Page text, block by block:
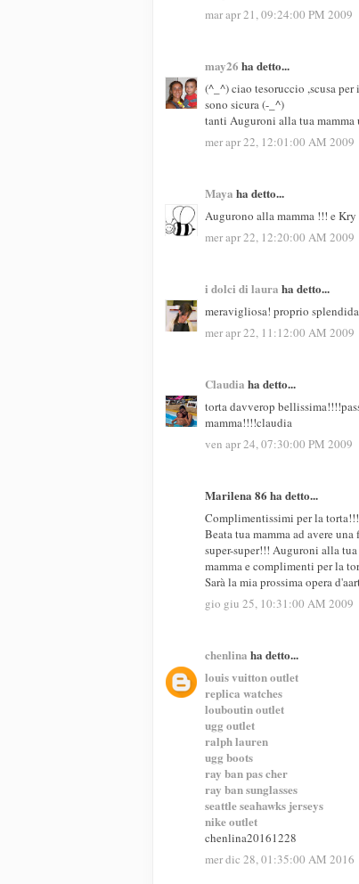
mar apr 21, 09:24:00 PM 2009
may26 ha detto...
(^_^) ciao tesoruccio ,scusa
sono sicura (-_^)
tanti Auguroni alla tua
mer apr 22, 12:01:00 AM 2009
Maya ha detto...
Augurono alla mamma !!! e
mer apr 22, 12:20:00 AM 2009
i dolci di laura ha detto...
meravigliosa! proprio
mer apr 22, 11:12:00 AM 2009
Claudia ha detto...
torta davverop
mamma!!!!claudia
ven apr 24, 07:30:00 PM 2009
Marilena 86 ha detto...
Complimentissimi per la torta!!!
Beata tua mamma ad avere
super-super!!! Auguroni alla tua
mamma e complimenti per la
Sarà la mia prossima opera
gio giu 25, 10:31:00 AM 2009
chenlina ha detto...
louis vuitton outlet
replica watches
louboutin outlet
ugg outlet
ralph lauren
ugg boots
ray ban pas cher
ray ban sunglasses
seattle seahawks jerseys
nike outlet
chenlina20161228
mer dic 28, 01:35:00 AM 2016